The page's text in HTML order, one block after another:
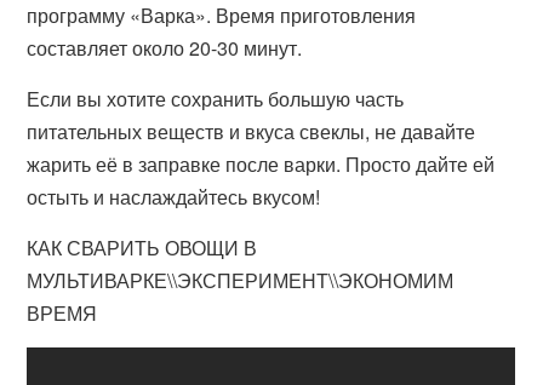
программу «Варка». Время приготовления
составляет около 20-30 минут.
Если вы хотите сохранить большую часть
питательных веществ и вкуса свеклы, не давайте
жарить её в заправке после варки. Просто дайте ей
остыть и наслаждайтесь вкусом!
КАК СВАРИТЬ ОВОЩИ В
МУЛЬТИВАРКЕ\\ЭКСПЕРИМЕНТ\\ЭКОНОМИМ
ВРЕМЯ